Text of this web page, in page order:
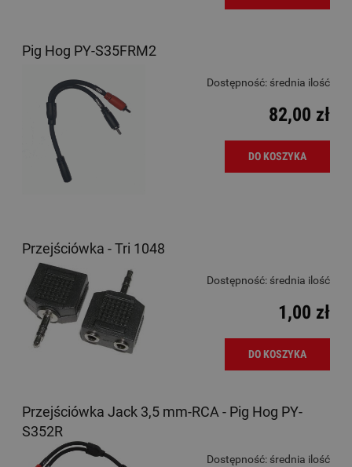
Pig Hog PY-S35FRM2
Dostępność: średnia ilość
82,00 zł
DO KOSZYKA
Przejściówka - Tri 1048
Dostępność: średnia ilość
1,00 zł
DO KOSZYKA
Przejściówka Jack 3,5 mm-RCA - Pig Hog PY-
S352R
Dostępność: średnia ilość